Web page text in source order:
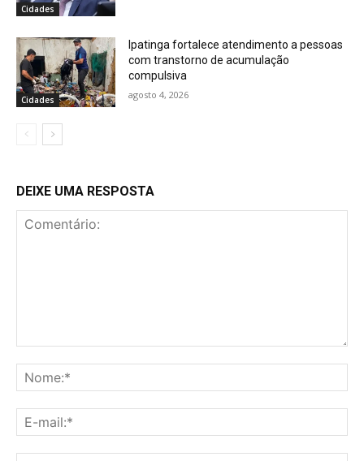
Cidades
Cidades
Ipatinga fortalece atendimento a pessoas
com transtorno de acumulação
compulsiva
agosto 4, 2026
DEIXE UMA RESPOSTA